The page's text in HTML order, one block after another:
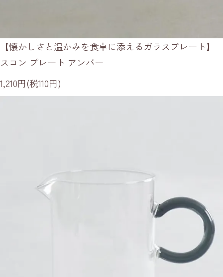
【懐かしさと温かみを食卓に添えるガラスプレート】
スコン プレート アンバー
1,210円(税110円)